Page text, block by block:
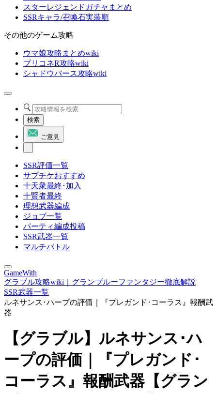
スターレジェンドガチャまとめ
SSRキャラ/召喚石実装順
その他のゲーム攻略
ウマ娘攻略まとめwiki
プリコネR攻略wiki
シャドウバース攻略wiki
検索
ご意見
SSR評価一覧
サプチケおすすめ
十天衆最終･加入
十賢者最終
理想武器編成
ジョブ一覧
パーティ編成投稿
SSR武器一覧
マルチバトル
GameWith
グラブル攻略wiki｜グランブルーファンタジー徹底解説
SSR武器一覧
ルネサンス･ハープの評価｜『プレガンド･コーラス』報酬武
器
【グラブル】ルネサンス･ハ
ープの評価｜『プレガンド･
コーラス』報酬武器【グラン